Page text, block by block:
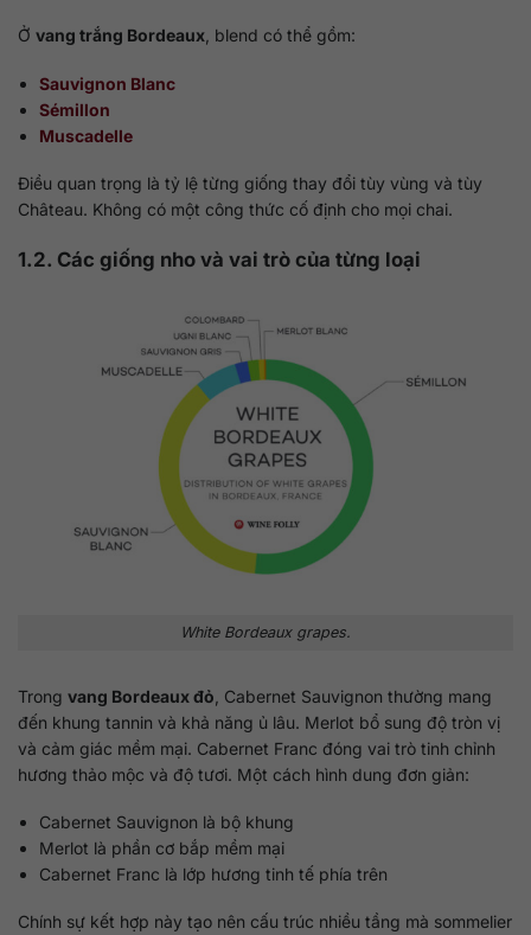
Ở vang trắng Bordeaux, blend có thể gồm:
Sauvignon Blanc
Sémillon
Muscadelle
Điều quan trọng là tỷ lệ từng giống thay đổi tùy vùng và tùy
Château. Không có một công thức cố định cho mọi chai.
1.2. Các giống nho và vai trò của từng loại
White Bordeaux grapes.
Trong vang Bordeaux đỏ , Cabernet Sauvignon thường mang
đến khung tannin và khả năng ủ lâu. Merlot bổ sung độ tròn vị
và cảm giác mềm mại. Cabernet Franc đóng vai trò tinh chỉnh
hương thảo mộc và độ tươi. Một cách hình dung đơn giản:
Cabernet Sauvignon là bộ khung
Merlot là phần cơ bắp mềm mại
Cabernet Franc là lớp hương tinh tế phía trên
Chính sự kết hợp này tạo nên cấu trúc nhiều tầng mà sommelier